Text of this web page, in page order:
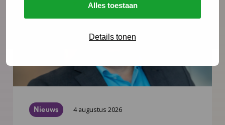
Alles toestaan
Details tonen
Nieuws 4 augustus 2026